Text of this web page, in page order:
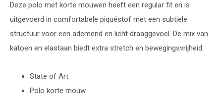
Deze polo met korte mouwen heeft een regular fit en is
uitgevoerd in comfortabele piquéstof met een subtiele
structuur voor een ademend en licht draaggevoel. De mix van
katoen en elastaan biedt extra stretch en bewegingsvrijheid.
State of Art
Polo korte mouw